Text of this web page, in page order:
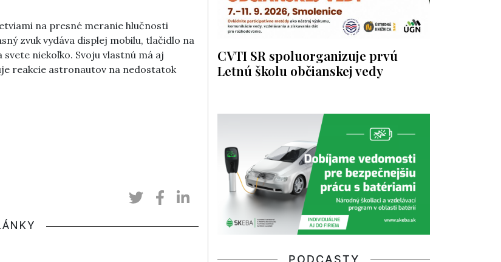
na presné meranie hlučnosti
zvuk vydáva displej mobilu, tlačidlo na
niekoľko. Svoju vlastnú má aj
reakcie astronautov na nedostatok
CVTI SR spoluorganizuje prvú
Letnú školu občianskej vedy
PODCASTY